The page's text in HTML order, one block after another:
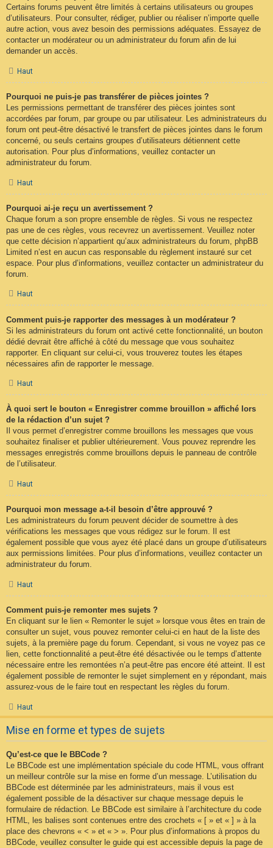
Certains forums peuvent être limités à certains utilisateurs ou groupes
d’utilisateurs. Pour consulter, rédiger, publier ou réaliser n’importe quelle
autre action, vous avez besoin des permissions adéquates. Essayez de
contacter un modérateur ou un administrateur du forum afin de lui
demander un accès.
Haut
Pourquoi ne puis-je pas transférer de pièces jointes ?
Les permissions permettant de transférer des pièces jointes sont
accordées par forum, par groupe ou par utilisateur. Les administrateurs du
forum ont peut-être désactivé le transfert de pièces jointes dans le forum
concerné, ou seuls certains groupes d’utilisateurs détiennent cette
autorisation. Pour plus d’informations, veuillez contacter un
administrateur du forum.
Haut
Pourquoi ai-je reçu un avertissement ?
Chaque forum a son propre ensemble de règles. Si vous ne respectez
pas une de ces règles, vous recevrez un avertissement. Veuillez noter
que cette décision n’appartient qu’aux administrateurs du forum, phpBB
Limited n’est en aucun cas responsable du règlement instauré sur cet
espace. Pour plus d’informations, veuillez contacter un administrateur du
forum.
Haut
Comment puis-je rapporter des messages à un modérateur ?
Si les administrateurs du forum ont activé cette fonctionnalité, un bouton
dédié devrait être affiché à côté du message que vous souhaitez
rapporter. En cliquant sur celui-ci, vous trouverez toutes les étapes
nécessaires afin de rapporter le message.
Haut
À quoi sert le bouton « Enregistrer comme brouillon » affiché lors
de la rédaction d’un sujet ?
Il vous permet d’enregistrer comme brouillons les messages que vous
souhaitez finaliser et publier ultérieurement. Vous pouvez reprendre les
messages enregistrés comme brouillons depuis le panneau de contrôle
de l’utilisateur.
Haut
Pourquoi mon message a-t-il besoin d’être approuvé ?
Les administrateurs du forum peuvent décider de soumettre à des
vérifications les messages que vous rédigez sur le forum. Il est
également possible que vous ayez été placé dans un groupe d’utilisateurs
aux permissions limitées. Pour plus d’informations, veuillez contacter un
administrateur du forum.
Haut
Comment puis-je remonter mes sujets ?
En cliquant sur le lien « Remonter le sujet » lorsque vous êtes en train de
consulter un sujet, vous pouvez remonter celui-ci en haut de la liste des
sujets, à la première page du forum. Cependant, si vous ne voyez pas ce
lien, cette fonctionnalité a peut-être été désactivée ou le temps d’attente
nécessaire entre les remontées n’a peut-être pas encore été atteint. Il est
également possible de remonter le sujet simplement en y répondant, mais
assurez-vous de le faire tout en respectant les règles du forum.
Haut
Mise en forme et types de sujets
Qu’est-ce que le BBCode ?
Le BBCode est une implémentation spéciale du code HTML, vous offrant
un meilleur contrôle sur la mise en forme d’un message. L’utilisation du
BBCode est déterminée par les administrateurs, mais il vous est
également possible de la désactiver sur chaque message depuis le
formulaire de rédaction. Le BBCode est similaire à l’architecture du code
HTML, les balises sont contenues entre des crochets « [ » et « ] » à la
place des chevrons « < » et « > ». Pour plus d’informations à propos du
BBCode, veuillez consulter le guide qui est accessible depuis la page de